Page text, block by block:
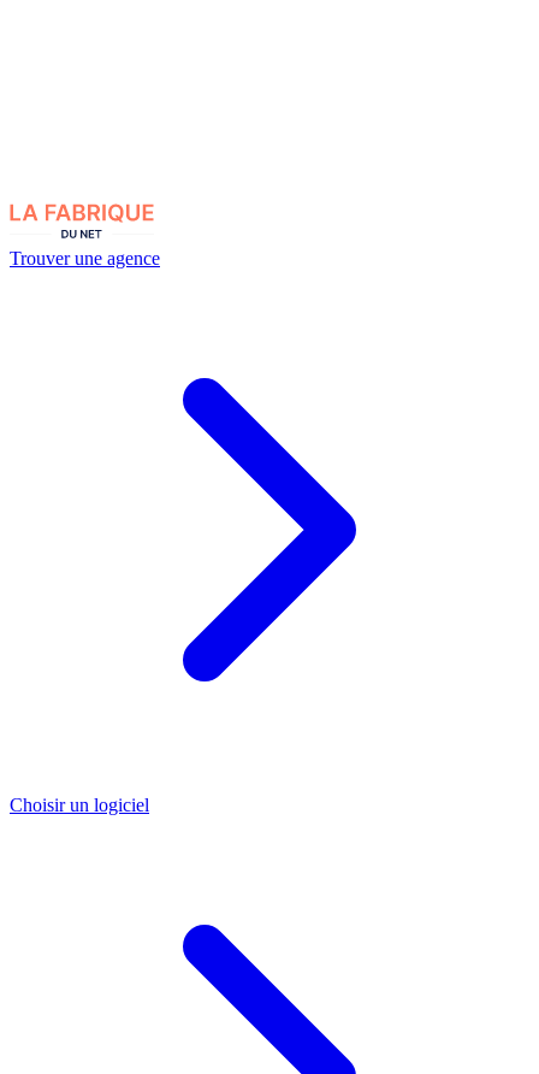
Trouver une agence
Choisir un logiciel